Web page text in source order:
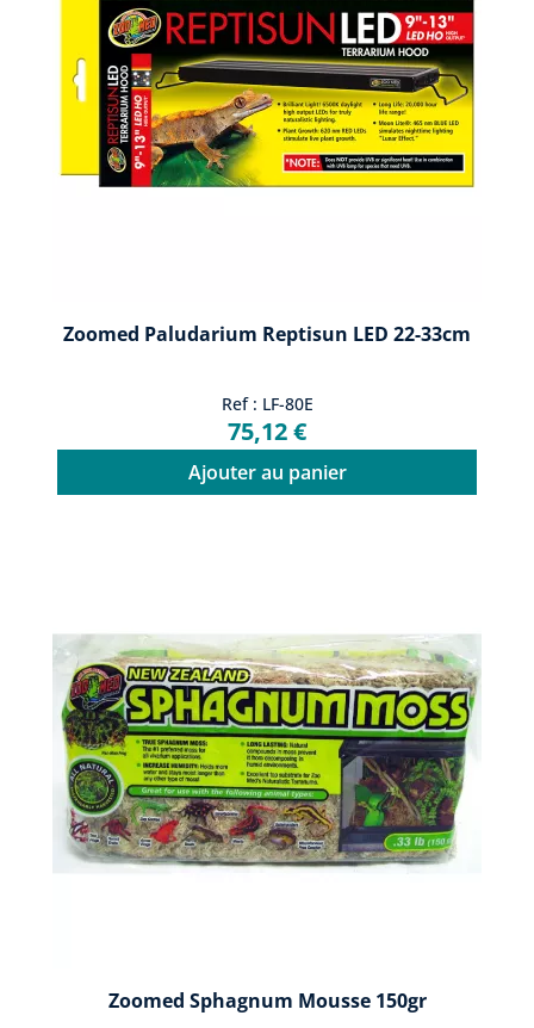
Zoomed Paludarium Reptisun LED 22-33cm
Ref : LF-80E
75,12 €
Ajouter au panier
Zoomed Sphagnum Mousse 150gr